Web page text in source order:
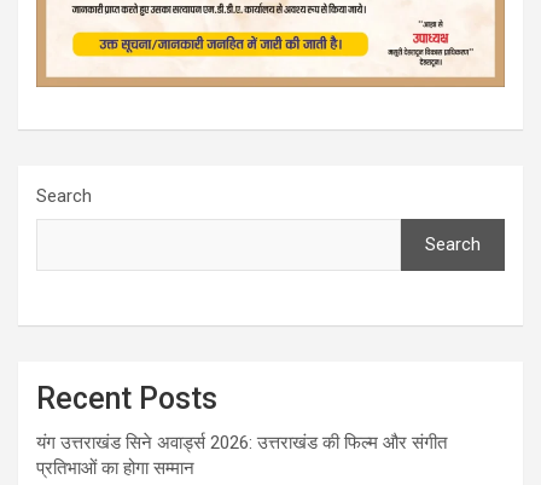
Search
Search
Recent Posts
यंग उत्तराखंड सिने अवार्ड्स 2026: उत्तराखंड की फिल्म और संगीत
प्रतिभाओं का होगा सम्मान